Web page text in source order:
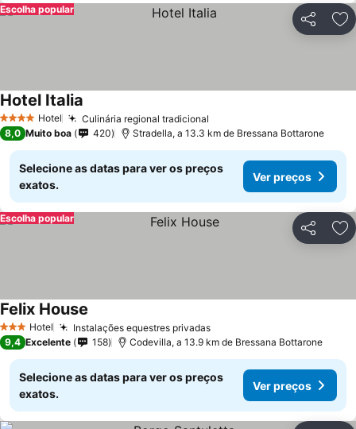
Partilhar
Escolha popular
4 EstrelasHotel Culinária regional tradicional
Hotel Italia
8,0 Muito boa 420 Stradella, a 13.3 km de Bressana Bottarone
Selecione as datas para ver os preços
exatos.
Ver preços
Partilhar
Escolha popular
3 EstrelasHotel Instalações equestres privadas
Felix House
9,4 Excelente 158 Codevilla, a 13.9 km de Bressana Bottarone
Selecione as datas para ver os preços
exatos.
Ver preços